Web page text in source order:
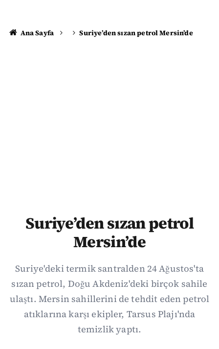
Ana Sayfa Suriye’den sızan petrol Mersin’de
Suriye’den sızan petrol
Mersin’de
Suriye'deki termik santralden 24 Ağustos'ta
sızan petrol, Doğu Akdeniz'deki birçok sahile
ulaştı. Mersin sahillerini de tehdit eden petrol
atıklarına karşı ekipler, Tarsus Plajı'nda
temizlik yaptı.